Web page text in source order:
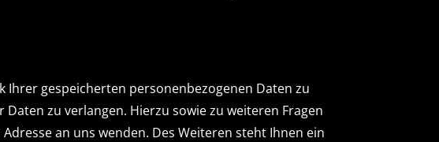
Ihrer gespeicherten personenbezogenen Daten zu
zu verlangen. Hierzu sowie zu weiteren Fragen
an uns wenden. Des Weiteren steht Ihnen ein